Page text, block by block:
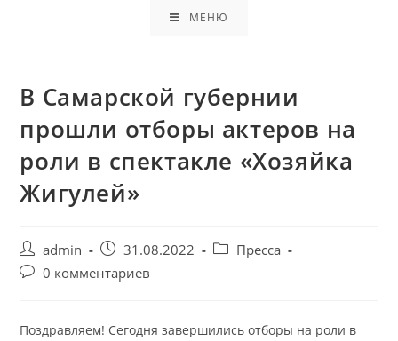
МЕНЮ
В Самарской губернии
прошли отборы актеров на
роли в спектакле «Хозяйка
Жигулей»
admin 31.08.2022
Пресса
0 комментариев
Поздравляем! Сегодня завершились отборы на роли в